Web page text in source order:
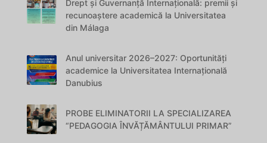
Drept și Guvernanță Internațională: premii și
recunoaștere academică la Universitatea
din Málaga
Anul universitar 2026–2027: Oportunități
academice la Universitatea Internațională
Danubius
PROBE ELIMINATORII LA SPECIALIZAREA
“PEDAGOGIA ÎNVĂȚĂMÂNTULUI PRIMAR”